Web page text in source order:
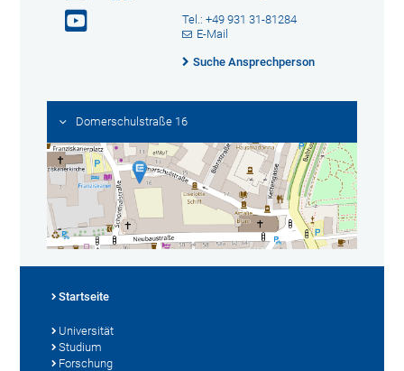
Tel.: +49 931 31-81284
E-Mail
Suche Ansprechperson
Domerschulstraße 16
Startseite
Universität
Studium
Forschung